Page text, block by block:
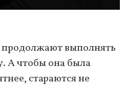
выполнять
А чтобы она была
стараются не